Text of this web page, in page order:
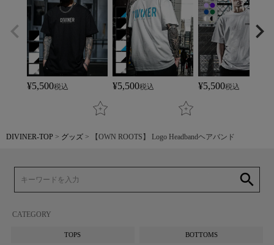
¥5,500税込 ¥5,500税込 ¥5,500税込
DIVINER-TOP グッズ 【OWN ROOTS】 Logo Headbandヘアバンド
search
CATEGORY
TOPS BOTTOMS